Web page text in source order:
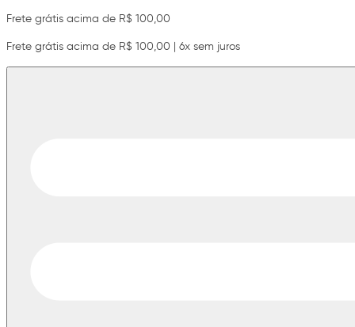
Frete grátis acima de R$ 100,00
Frete grátis acima de R$ 100,00 | 6x sem juros